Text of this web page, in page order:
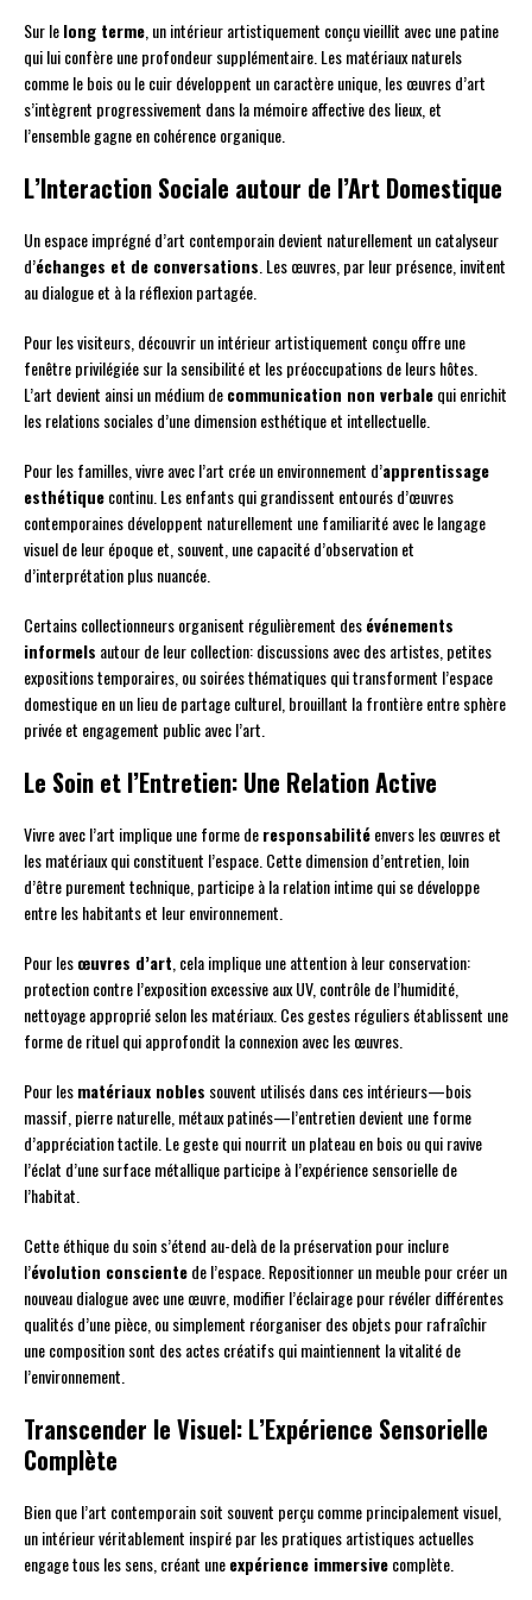
Sur lelong terme, un intérieur artistiquement conçu vieillit avec une patine
qui lui confère une profondeur supplémentaire. Les matériaux naturels
comme le bois ou le cuir développent un caractère unique, les œuvres d’art
s’intègrent progressivement dans la mémoire affective des lieux, et
l’ensemble gagne en cohérence organique.
L’Interaction Sociale autour de l’Art Domestique
Un espace imprégné d’art contemporain devient naturellement un catalyseur
d’échanges et de conversations. Les œuvres, par leur présence, invitent
au dialogue et à la réflexion partagée.
Pour les visiteurs, découvrir un intérieur artistiquement conçu offre une
fenêtre privilégiée sur la sensibilité et les préoccupations de leurs hôtes.
L’art devient ainsi un médium decommunication non verbalequi enrichit
les relations sociales d’une dimension esthétique et intellectuelle.
Pour les familles, vivre avec l’art crée un environnement d’apprentissage
esthétiquecontinu. Les enfants qui grandissent entourés d’œuvres
contemporaines développent naturellement une familiarité avec le langage
visuel de leur époque et, souvent, une capacité d’observation et
d’interprétation plus nuancée.
Certains collectionneurs organisent régulièrement desévénements
informels autour de leur collection: discussions avec des artistes, petites
expositions temporaires, ou soirées thématiques qui transforment l’espace
domestique en un lieu de partage culturel, brouillant la frontière entre sphère
privée et engagement public avec l’art.
Le Soin et l’Entretien: Une Relation Active
Vivre avec l’art implique une forme deresponsabilitéenvers les œuvres et
les matériaux qui constituent l’espace. Cette dimension d’entretien, loin
d’être purement technique, participe à la relation intime qui se développe
entre les habitants et leur environnement.
Pour lesœuvres d’art, cela implique une attention à leur conservation:
protection contre l’exposition excessive aux UV, contrôle de l’humidité,
nettoyage approprié selon les matériaux. Ces gestes réguliers établissent une
forme de rituel qui approfondit la connexion avec les œuvres.
Pour lesmatériaux nobles souvent utilisés dans ces intérieurs—bois
massif, pierre naturelle, métaux patinés—l’entretien devient une forme
d’appréciation tactile. Le geste qui nourrit un plateau en bois ou qui ravive
l’éclat d’une surface métallique participe à l’expérience sensorielle de
l’habitat.
Cette éthique du soin s’étend au-delà de la préservation pour inclure
l’évolution conscientede l’espace. Repositionner un meuble pour créer un
nouveau dialogue avec une œuvre, modifier l’éclairage pour révéler différentes
qualités d’une pièce, ou simplement réorganiser des objets pour rafraîchir
une composition sont des actes créatifs qui maintiennent la vitalité de
l’environnement.
Transcender le Visuel: L’Expérience Sensorielle
Complète
Bien que l’art contemporain soit souvent perçu comme principalement visuel,
un intérieur véritablement inspiré par les pratiques artistiques actuelles
engage tous les sens, créant uneexpérience immersivecomplète.